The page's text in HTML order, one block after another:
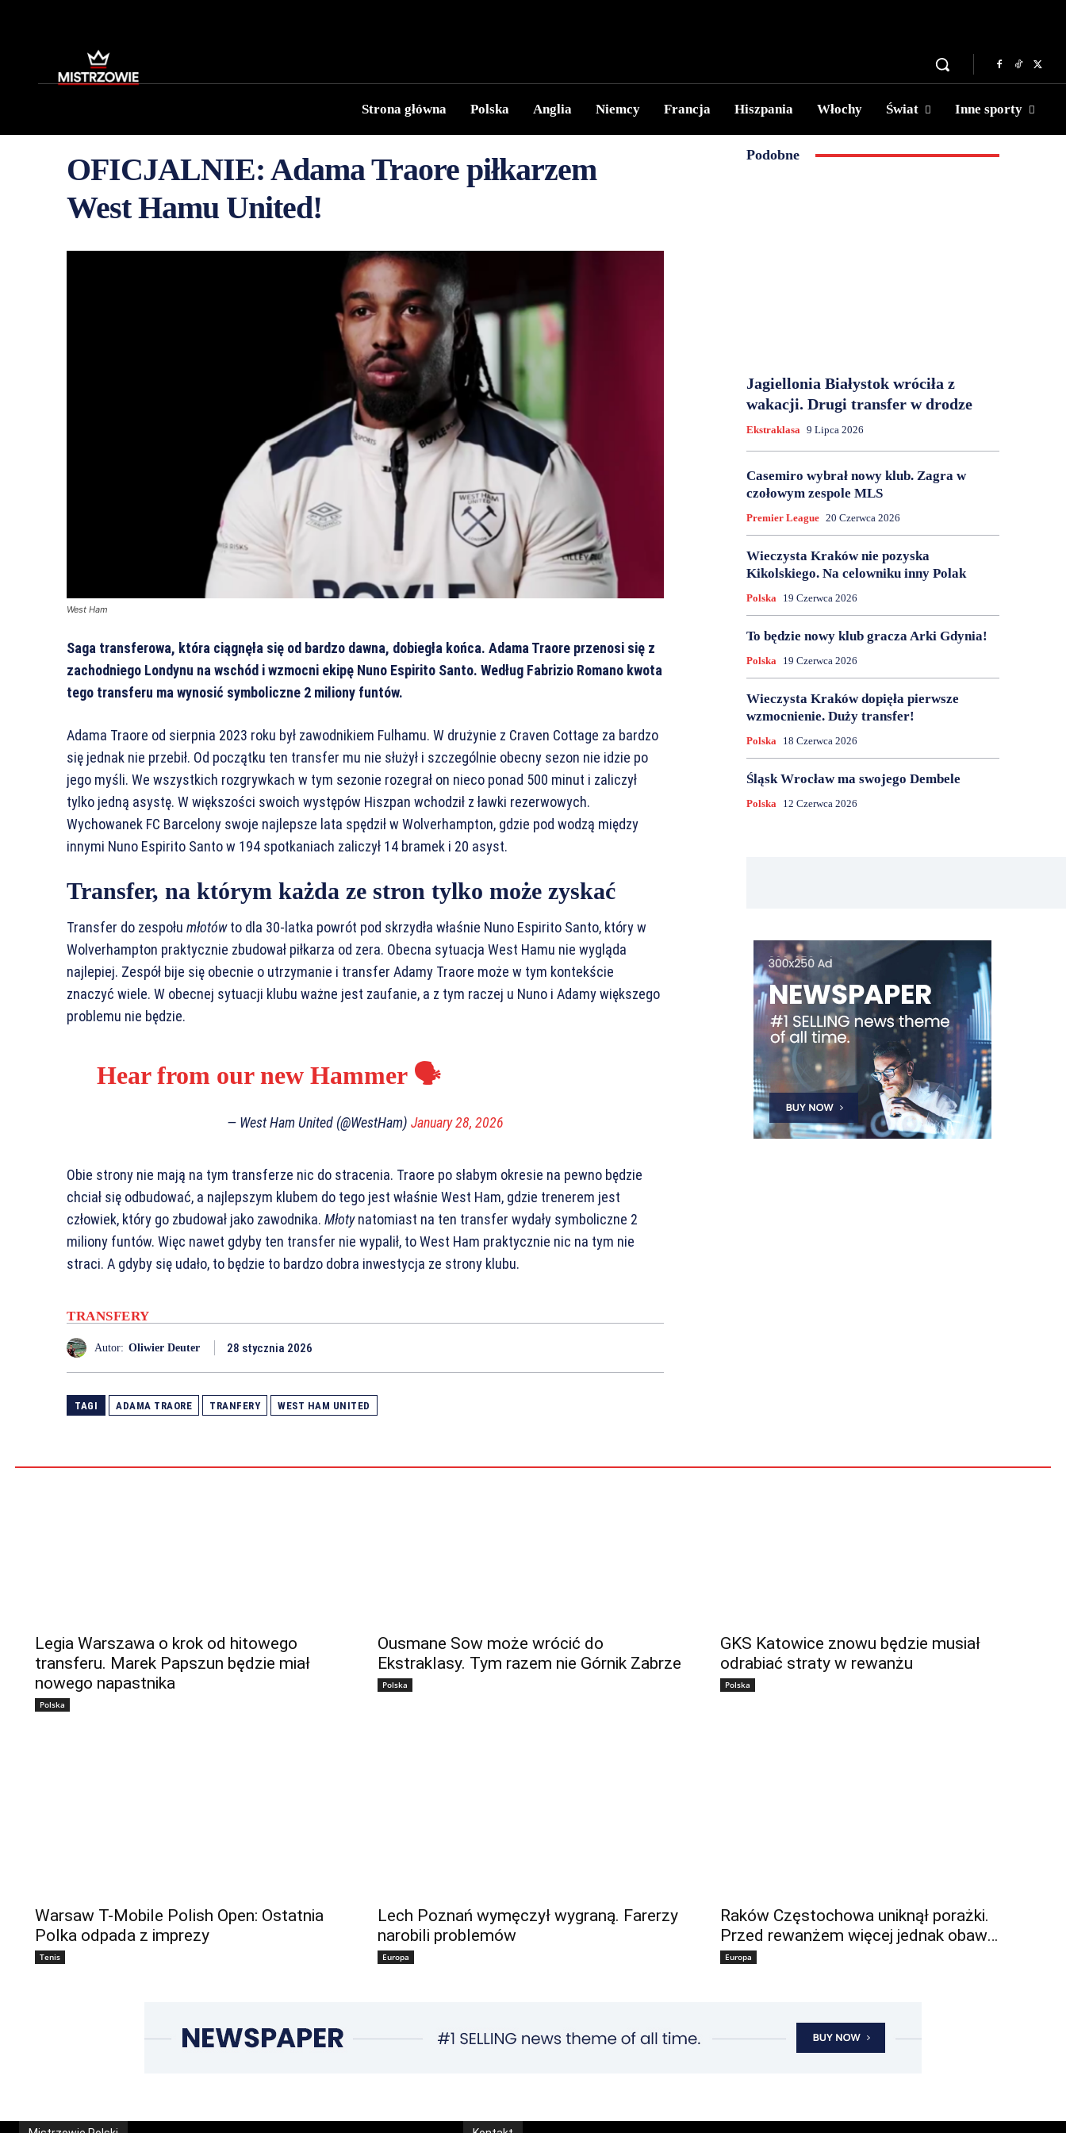
Strona główna Polska Anglia Niemcy Francja Hiszpania Włochy Świat Inne sporty
OFICJALNIE: Adama Traore piłkarzem
West Hamu United!
West Ham
Saga transferowa, która ciągnęła się od bardzo dawna, dobiegła końca. Adama Traore przenosi się z
zachodniego Londynu na wschód i wzmocni ekipę Nuno Espirito Santo. Według Fabrizio Romano kwota
tego transferu ma wynosić symboliczne 2 miliony funtów.
Adama Traore od sierpnia 2023 roku był zawodnikiem Fulhamu. W drużynie z Craven Cottage za bardzo
się jednak nie przebił. Od początku ten transfer mu nie służył i szczególnie obecny sezon nie idzie po
jego myśli. We wszystkich rozgrywkach w tym sezonie rozegrał on nieco ponad 500 minut i zaliczył
tylko jedną asystę. W większości swoich występów Hiszpan wchodził z ławki rezerwowych.
Wychowanek FC Barcelony swoje najlepsze lata spędził w Wolverhampton, gdzie pod wodzą między
innymi Nuno Espirito Santo w 194 spotkaniach zaliczył 14 bramek i 20 asyst.
Transfer, na którym każda ze stron tylko może zyskać
Transfer do zespołu młotówto dla 30-latka powrót pod skrzydła właśnie Nuno Espirito Santo, który w
Wolverhampton praktycznie zbudował piłkarza od zera. Obecna sytuacja West Hamu nie wygląda
najlepiej. Zespół bije się obecnie o utrzymanie i transfer Adamy Traore może w tym kontekście
znaczyć wiele. W obecnej sytuacji klubu ważne jest zaufanie, a z tym raczej u Nuno i Adamy większego
problemu nie będzie.
Hear from our new Hammer 🗣️
— West Ham United (@WestHam) January 28, 2026
Obie strony nie mają na tym transferze nic do stracenia. Traore po słabym okresie na pewno będzie
chciał się odbudować, a najlepszym klubem do tego jest właśnie West Ham, gdzie trenerem jest
człowiek, który go zbudował jako zawodnika. Młotynatomiast na ten transfer wydały symboliczne 2
miliony funtów. Więc nawet gdyby ten transfer nie wypalił, to West Ham praktycznie nic na tym nie
straci. A gdyby się udało, to będzie to bardzo dobra inwestycja ze strony klubu.
TRANSFERY
Autor: Oliwier Deuter 28 stycznia 2026
TAGI ADAMA TRAORE TRANFERY WEST HAM UNITED
Podobne
Jagiellonia Białystok wróciła z
wakacji. Drugi transfer w drodze
Ekstraklasa 9 Lipca 2026
Casemiro wybrał nowy klub. Zagra w
czołowym zespole MLS
Premier League 20 Czerwca 2026
Wieczysta Kraków nie pozyska
Kikolskiego. Na celowniku inny Polak
Polska 19 Czerwca 2026
To będzie nowy klub gracza Arki Gdynia!
Polska 19 Czerwca 2026
Wieczysta Kraków dopięła pierwsze
wzmocnienie. Duży transfer!
Polska 18 Czerwca 2026
Śląsk Wrocław ma swojego Dembele
Polska 12 Czerwca 2026
Legia Warszawa o krok od hitowego
transferu. Marek Papszun będzie miał
nowego napastnika
Polska
Ousmane Sow może wrócić do
Ekstraklasy. Tym razem nie Górnik Zabrze
Polska
GKS Katowice znowu będzie musiał
odrabiać straty w rewanżu
Polska
Warsaw T-Mobile Polish Open: Ostatnia
Polka odpada z imprezy
Tenis
Lech Poznań wymęczył wygraną. Farerzy
narobili problemów
Europa
Raków Częstochowa uniknął porażki.
Przed rewanżem więcej jednak obaw…
Europa